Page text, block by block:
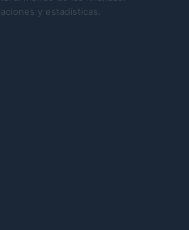
y estadísticas.